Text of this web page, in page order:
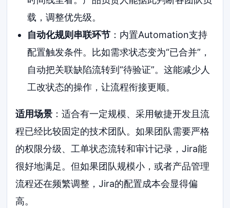
载，调整优先级。
自动化规则串联环节：内置Automation支持
配置触发条件。比如需求状态变为“已合并”，
自动把关联缺陷流转到“待验证”。这能减少人
工改状态的操作，让流程衔接更顺。
适用场景 ：适合有一定规模、采用敏捷开发且流
程已经比较固定的技术团队。如果团队需要严格
的权限分级、工单状态流转和审计记录，Jira能
很好地满足。但如果团队规模小，或者产品管理
流程还在频繁调整，Jira的配置成本会显得偏
高。